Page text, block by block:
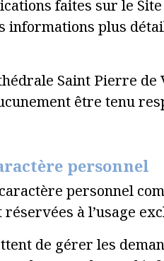
faites sur le
informations plus
Saint Pierre
être tenu
personnel
personnel
réservées à l’usage
de gérer les